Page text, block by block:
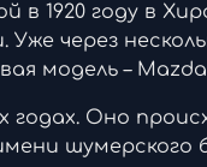
в 1920 году в
через
модель –
годах. Оно
шумерского